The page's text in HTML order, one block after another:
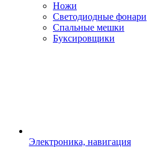
Ножи
Светодиодные фонари
Спальные мешки
Буксировщики
Электроника, навигация